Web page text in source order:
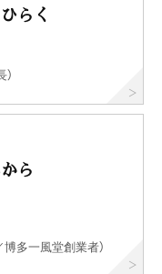
らく
ら
多一風堂創業者）